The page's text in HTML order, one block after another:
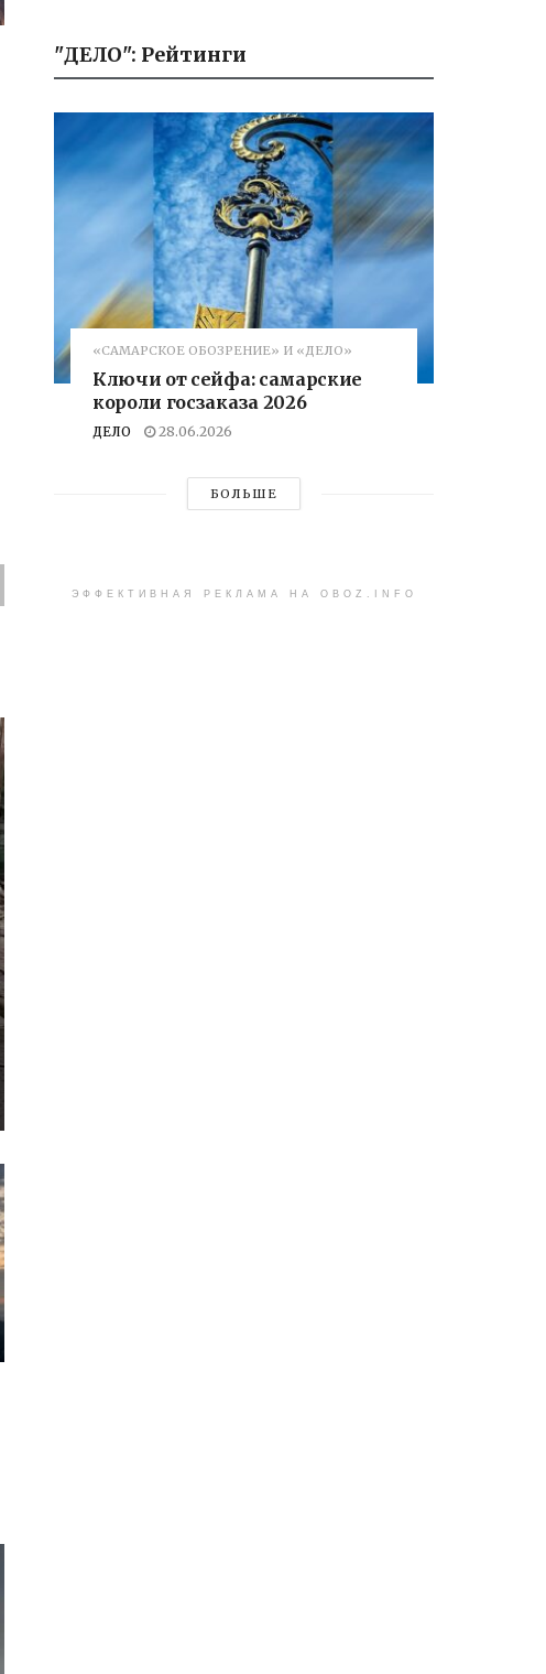
"ДЕЛО": Рейтинги
«САМАРСКОЕ ОБОЗРЕНИЕ» И «ДЕЛО»
Ключи от сейфа: самарские
короли госзаказа 2026
ДЕЛО 28.06.2026
БОЛЬШЕ
ЭФФЕКТИВНАЯ РЕКЛАМА НА OBOZ.INFO